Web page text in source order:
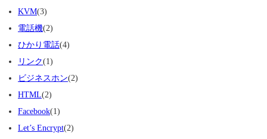
KVM(3)
電話機(2)
ひかり電話(4)
リンク(1)
ビジネスホン(2)
HTML(2)
Facebook(1)
Let’s Encrypt(2)